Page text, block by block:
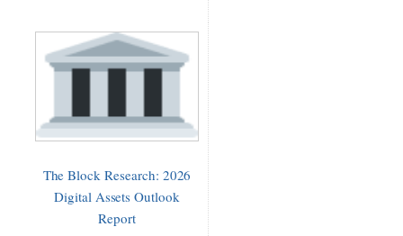
The Block Research: 2026
Digital Assets Outlook
Report